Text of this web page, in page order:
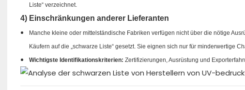
Liste“ verzeichnet.
4) Einschränkungen anderer Lieferanten
Manche kleine oder mittelständische Fabriken verfügen nicht über die nötige
Käufern auf die „schwarze Liste“ gesetzt. Sie eignen sich nur für minderwertige
Wichtigste Identifikationskriterien: Zertifizierungen, Ausrüstung und